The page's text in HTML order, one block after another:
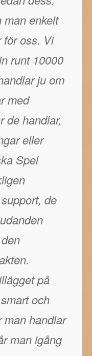
man enkelt
för oss. Vi
runt 10000
ju om
med
de handlar,
eller
Spel
de
på
och
man handlar
man igång